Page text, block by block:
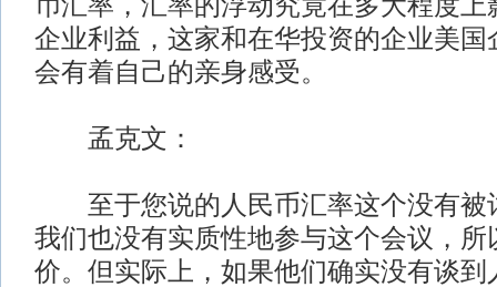
企业利益，这家和在华投资的企业美国
会有着自己的亲身感受。
孟克文：
至于您说的人民币汇率这个没有被
我们也没有实质性地参与这个会议，所
价。但实际上，如果他们确实没有谈到